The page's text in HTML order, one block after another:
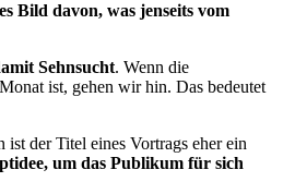
Bild davon, was jenseits vom
Sehnsucht. Wenn die
ist, gehen wir hin. Das bedeutet
ist der Titel eines Vortrags eher ein
um das Publikum für sich